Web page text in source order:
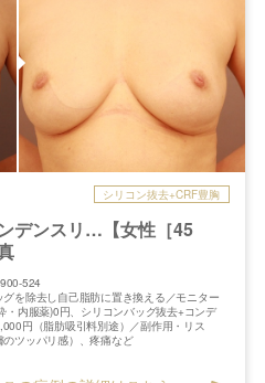
シリコン抜去+CRF豊胸
デンスリ…【女性［45
524
を除去し自己脂肪に置き換える／モニター
・内服薬)0円、シリコンバッグ抜去+コンデ
円（脂肪吸引料別途）／副作用・リス
ツッパリ感）、疼痛など